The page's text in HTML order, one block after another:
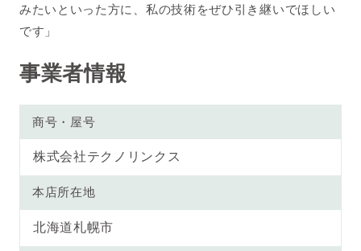
みたいといった方に、私の技術をぜひ引き継いでほしい
です 」
事業者情報
商号・屋号
株式会社テクノリンクス
本店所在地
北海道札幌市